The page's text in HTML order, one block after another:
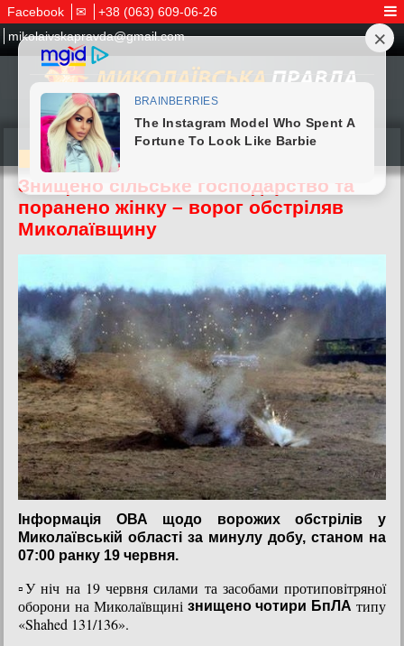
Facebook ✉
+38 (063) 609-06-26
mikolaivskapravda@gmail.com
19.06.2025
Знищено сільське господарство та
поранено жінку – ворог обстріляв
Миколаївщину
Інформація ОВА щодо ворожих обстрілів у
Миколаївській області за минулу добу, станом на
07:00 ранку 19 червня.
▫️У ніч на 19 червня силами та засобами протиповітряної
оборони на Миколаївщині знищено чотири БпЛА типу
«Shahed 131/136».